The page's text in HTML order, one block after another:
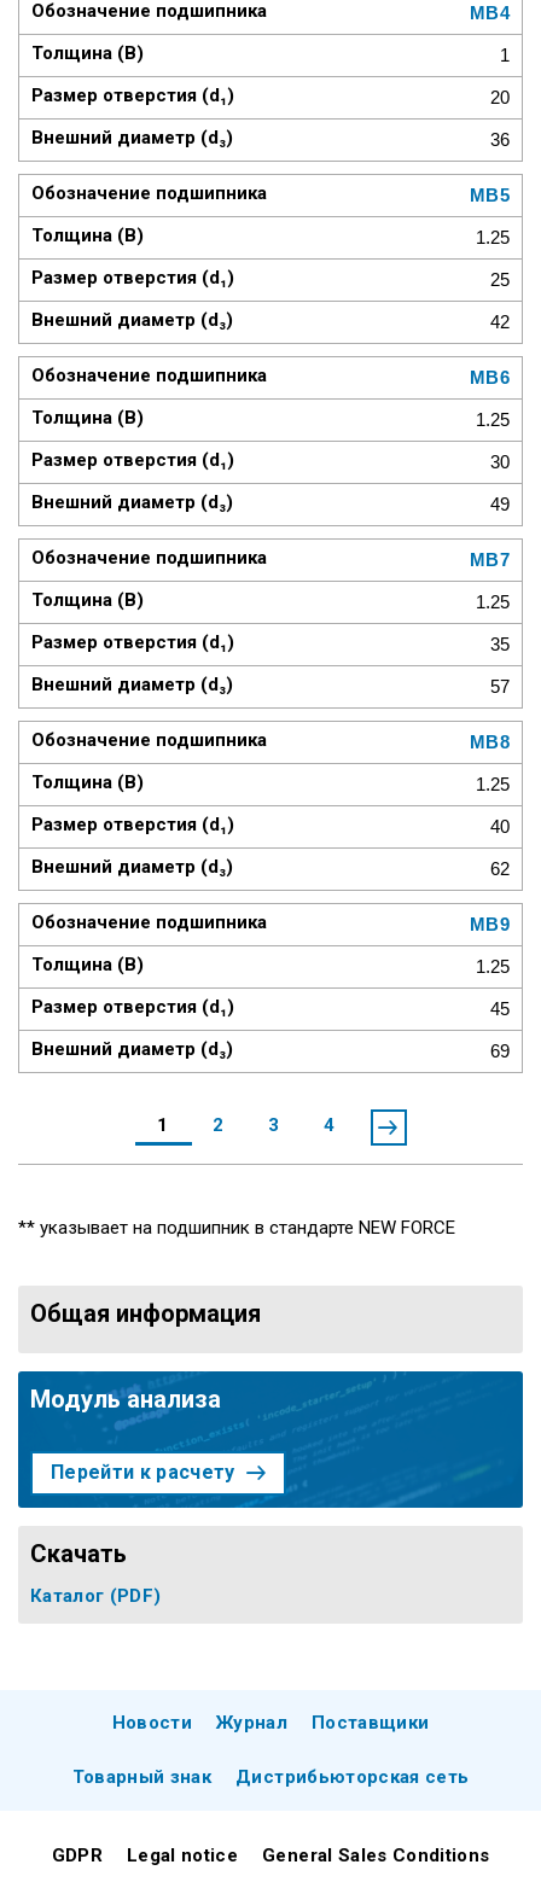
MB4
1
20
36
MB5
1.25
25
42
MB6
1.25
30
49
MB7
1.25
35
57
MB8
1.25
40
62
MB9
1.25
45
69
1 2 3 4
** указывает на подшипник в стандарте NEW FORCE
Общая информация
Модуль анализа
Перейти к расчету
Скачать
Каталог (PDF)
Новости Журнал Поставщики
Товарный знак Дистрибьюторская сеть
GDPR Legal notice General Sales Conditions